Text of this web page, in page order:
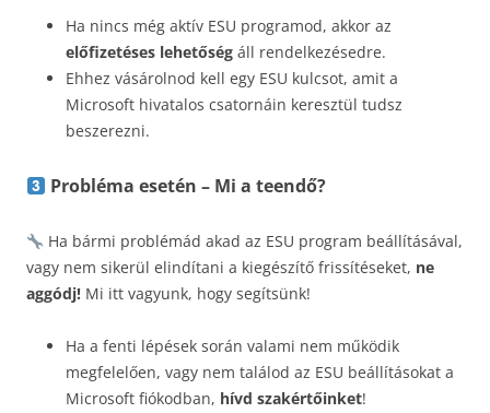
Ha nincs még aktív ESU programod, akkor az
előfizetéses lehetőség áll rendelkezésedre.
Ehhez vásárolnod kell egy ESU kulcsot, amit a
Microsoft hivatalos csatornáin keresztül tudsz
beszerezni.
Probléma esetén – Mi a teendő?
Ha bármi problémád akad az ESU program beállításával,
vagy nem sikerül elindítani a kiegészítő frissítéseket, ne
aggódj! Mi itt vagyunk, hogy segítsünk!
Ha a fenti lépések során valami nem működik
megfelelően, vagy nem találod az ESU beállításokat a
Microsoft fiókodban, hívd szakértőinket!